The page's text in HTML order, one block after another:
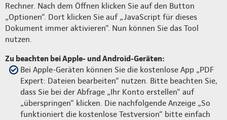
Rechner. Nach dem Öffnen klicken Sie auf den Button
„Optionen“. Dort klicken Sie auf „JavaScript für dieses
Dokument immer aktivieren“. Nun können Sie das Tool
nutzen.
Zu beachten bei Apple- und Android-Geräten:
Bei Apple-Geräten können Sie die kostenlose App „PDF
Expert: Dateien bearbeiten“ nutzen. Bitte beachten Sie,
dass Sie bei der Abfrage „Ihr Konto erstellen“ auf
„überspringen“ klicken. Die nachfolgende Anzeige „So
funktioniert die kostenlose Testversion“ bitte einfach